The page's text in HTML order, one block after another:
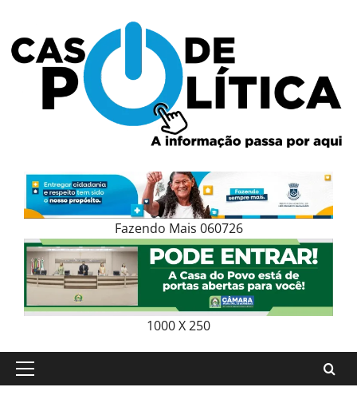
content
Fazendo Mais 060726
1000 X 250
Primary